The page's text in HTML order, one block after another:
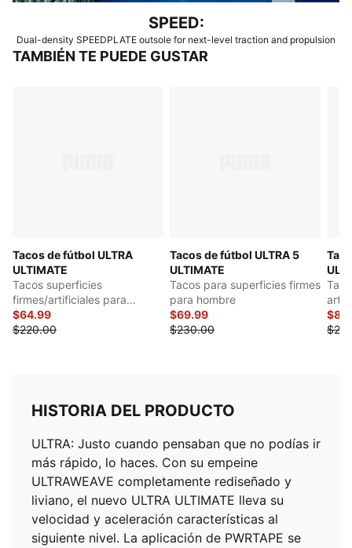
SPEED:
Dual-density SPEEDPLATE outsole for next-level traction and propulsion
TAMBIÉN TE PUEDE GUSTAR
Tacos de fútbol ULTRA
ULTIMATE
Tacos superficies
firmes/artificiales para
hombre
$64.99
$220.00
Tacos de fútbol ULTRA 5
ULTIMATE
Tacos para superficies firmes
para hombre
$69.99
$230.00
HISTORIA DEL PRODUCTO
ULTRA: Justo cuando pensaban que no podías ir
más rápido, lo haces. Con su empeine
ULTRAWEAVE completamente rediseñado y
liviano, el nuevo ULTRA ULTIMATE lleva su
velocidad y aceleración características al
siguiente nivel. La aplicación de PWRTAPE se